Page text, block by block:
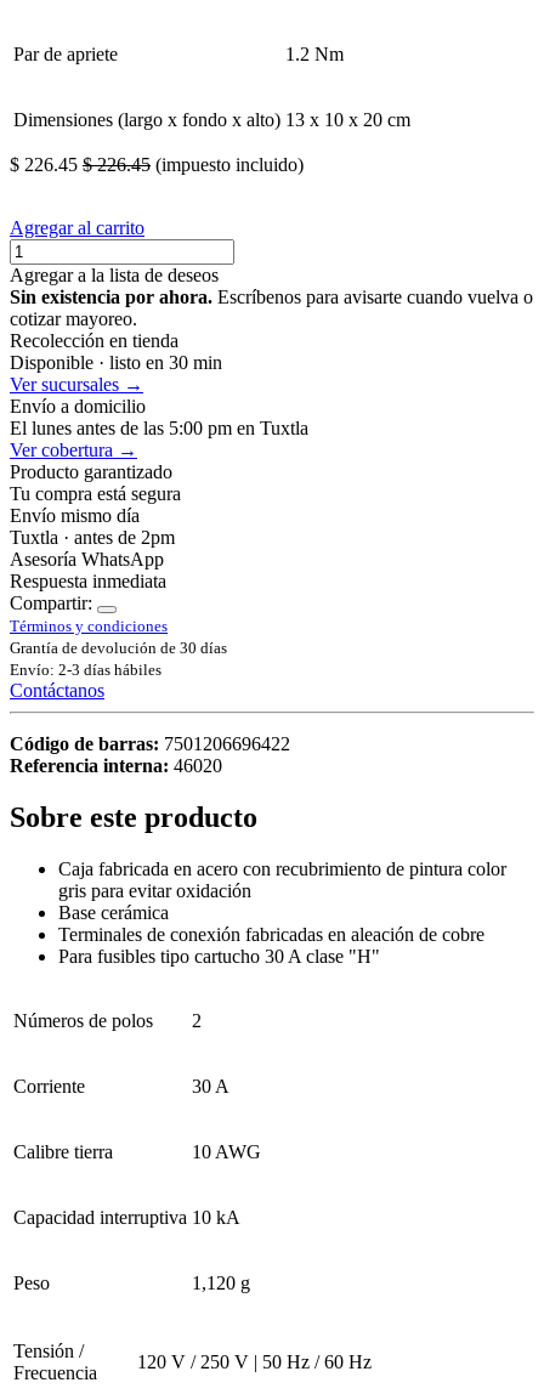
Par de apriete 1.2 Nm
Dimensiones (largo x fondo x alto) 13 x 10 x 20 cm
$ 226.45 $226.45 (impuesto incluido)
Agregar al carrito
Agregar a la lista de deseos
Sin existencia por ahora. Escríbenos para avisarte cuando vuelva o
cotizar mayoreo.
Recolección en tienda
Disponible · listo en 30 min
Ver sucursales →
Envío a domicilio
El lunes antes de las 5:00 pm en Tuxtla
Ver cobertura →
Producto garantizado
Tu compra está segura
Envío mismo día
Tuxtla · antes de 2pm
Asesoría WhatsApp
Respuesta inmediata
Compartir:
Términos y condiciones
Grantía de devolución de 30 días
Envío: 2-3 días hábiles
Contáctanos
Código de barras: 7501206696422
Referencia interna: 46020
Sobre este producto
Caja fabricada en acero con recubrimiento de pintura color
gris para evitar oxidación
Base cerámica
Terminales de conexión fabricadas en aleación de cobre
Para fusibles tipo cartucho 30 A clase "H"
Números de polos 2
Corriente 30 A
Calibre tierra 10 AWG
Capacidad interruptiva 10 kA
Peso 1,120 g
Tensión /
Frecuencia
120 V / 250 V | 50 Hz / 60 Hz